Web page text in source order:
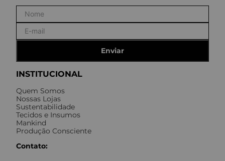
INSTITUCIONAL
Quem Somos
Nossas Lojas
Sustentabilidade
Tecidos e Insumos
Mankind
Produção Consciente
Contato:
Enviar